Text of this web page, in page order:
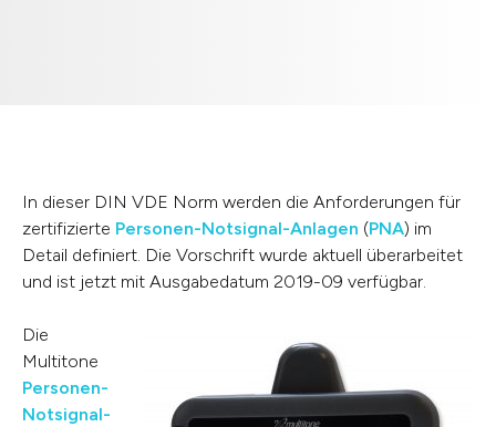
In dieser DIN VDE Norm werden die Anforderungen für
zertifizierte Personen-Notsignal-Anlagen (PNA) im
Detail definiert. Die Vorschrift wurde aktuell überarbeitet
und ist jetzt mit Ausgabedatum 2019-09 verfügbar.
Die
Multitone
Personen-
Notsignal-